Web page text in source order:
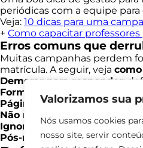
Valorizamos sua
Nós usamos cookies
nosso site, servir
periódicas com a equipe
Veja: 10 dicas para uma
+ Como capacitar
Erros comuns que
Muitas campanhas perdem
matrícula. A seguir, veja
Demorar para responder:
Formulários longos:
peça
Páginas ou sites confusos:
Não registrar as conversas:
Ignorar avaliações online:
Pós-matrícula fraco:sem